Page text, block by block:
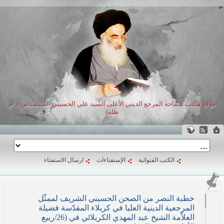
موقع مكتب سماحة المرجع الديني الأعلى السيد علي الحسيني السيستاني (دام
ظله)
الكتب الفتوائية الإستفتاءات ارسال الاستفتاء
خطبة النصر من الصحن الحسيني الشريف لممثّل
المرجعية الدينية العليا في كربلاء المقدّسة فضيلة
العلاّمة الشيخ عبد المهدي الكربلائي في (26/ربيع